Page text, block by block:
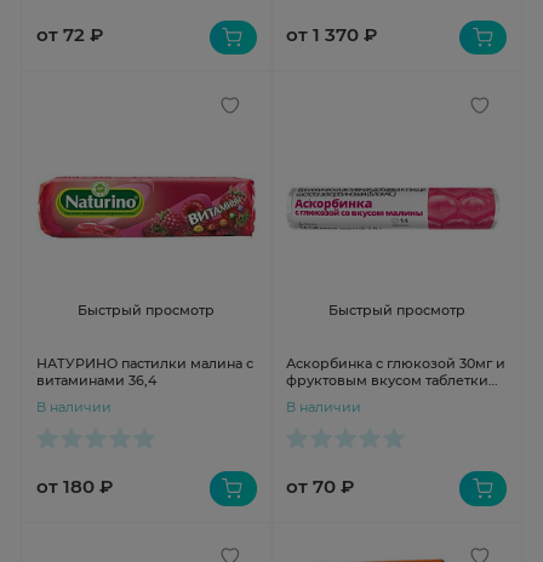
от 72 ₽ от 1 370 ₽
Быстрый просмотр
НАТУРИНО пастилки малина с
витаминами 36,4
В наличии
от 180 ₽
Быстрый просмотр
Аскорбинка с глюкозой 30мг и
фруктовым вкусом таблетки
Витатека
В наличии
от 70 ₽